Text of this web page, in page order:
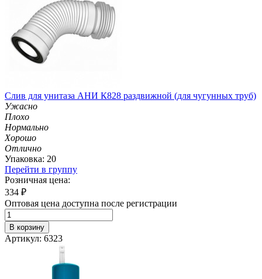
Слив для унитаза АНИ К828 раздвижной (для чугунных труб)
Ужасно
Плохо
Нормально
Хорошо
Отлично
Упаковка: 20
Перейти в группу
Розничная цена:
334 ₽
Оптовая цена доступна после регистрации
В корзину
Артикул: 6323